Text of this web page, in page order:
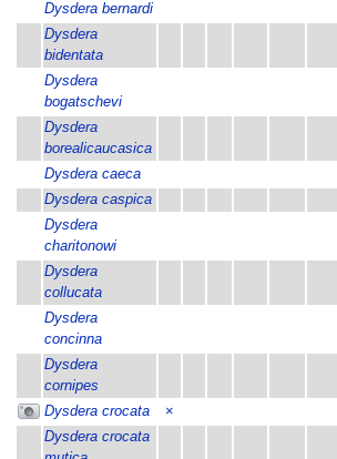
Dysdera bernardi
Dysdera
bidentata
Dysdera
bogatschevi
Dysdera
borealicaucasica
Dysdera caeca
Dysdera caspica
Dysdera
charitonowi
Dysdera
collucata
Dysdera
concinna
Dysdera
cornipes
Dysdera crocata
×
Dysdera crocata